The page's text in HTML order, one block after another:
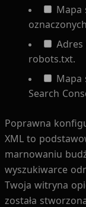
Mapa
robots.txt.
Mapa
Search
Poprawna
XML to
marnowaniu
wyszukiwarce
Twoja witryna
została